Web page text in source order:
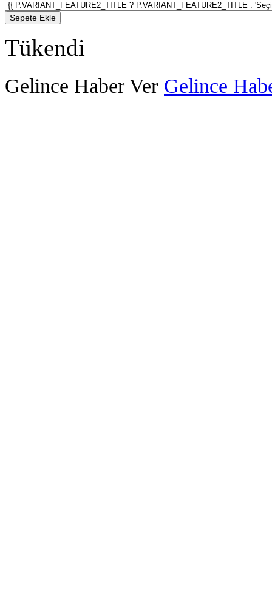
Sepete Ekle
Tükendi
Gelince Haber Ver Gelince